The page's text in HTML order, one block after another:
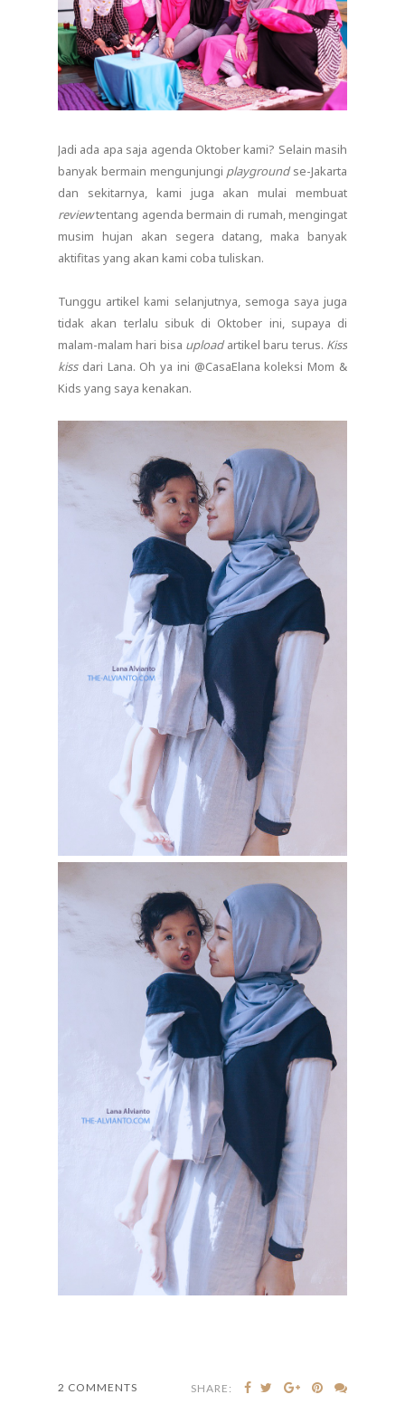
Jadi ada apa saja agenda Oktober kami? Selain masih
banyak bermain mengunjungi playgroundse-Jakarta
dan sekitarnya, kami juga akan mulai membuat
reviewtentang agenda bermain di rumah, mengingat
musim hujan akan segera datang, maka banyak
aktifitas yang akan kami coba tuliskan.
Tunggu artikel kami selanjutnya, semoga saya juga
tidak akan terlalu sibuk di Oktober ini, supaya di
malam-malam hari bisa uploadartikel baru terus. Kiss
kissdari Lana. Oh ya ini @CasaElana koleksi Mom &
Kids yang saya kenakan.
2 COMMENTS SHARE: